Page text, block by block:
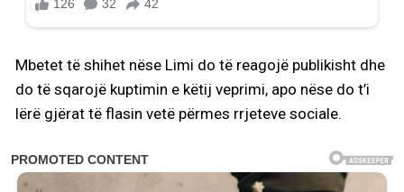
Mbetet të shihet nëse Limi do të reagojë publikisht dhe
do të sqarojë kuptimin e këtij veprimi, apo nëse do t’i
lërë gjërat të flasin vetë përmes rrjeteve sociale.